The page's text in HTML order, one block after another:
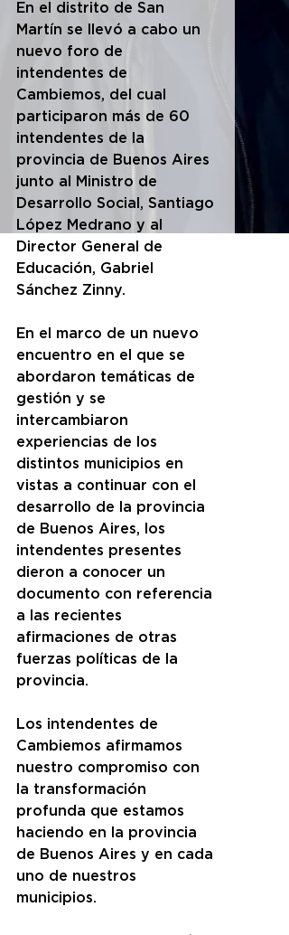
En el distrito de San
Martín se llevó a cabo un
nuevo foro de
intendentes de
Cambiemos, del cual
participaron más de 60
intendentes de la
provincia de Buenos Aires
junto al Ministro de
Desarrollo Social, Santiago
López Medrano y al
Director General de
Educación, Gabriel
Sánchez Zinny.
En el marco de un nuevo
encuentro en el que se
abordaron temáticas de
gestión y se
intercambiaron
experiencias de los
distintos municipios en
vistas a continuar con el
desarrollo de la provincia
de Buenos Aires, los
intendentes presentes
dieron a conocer un
documento con referencia
a las recientes
afirmaciones de otras
fuerzas políticas de la
provincia.
Los intendentes de
Cambiemos afirmamos
nuestro compromiso con
la transformación
profunda que estamos
haciendo en la provincia
de Buenos Aires y en cada
uno de nuestros
municipios.